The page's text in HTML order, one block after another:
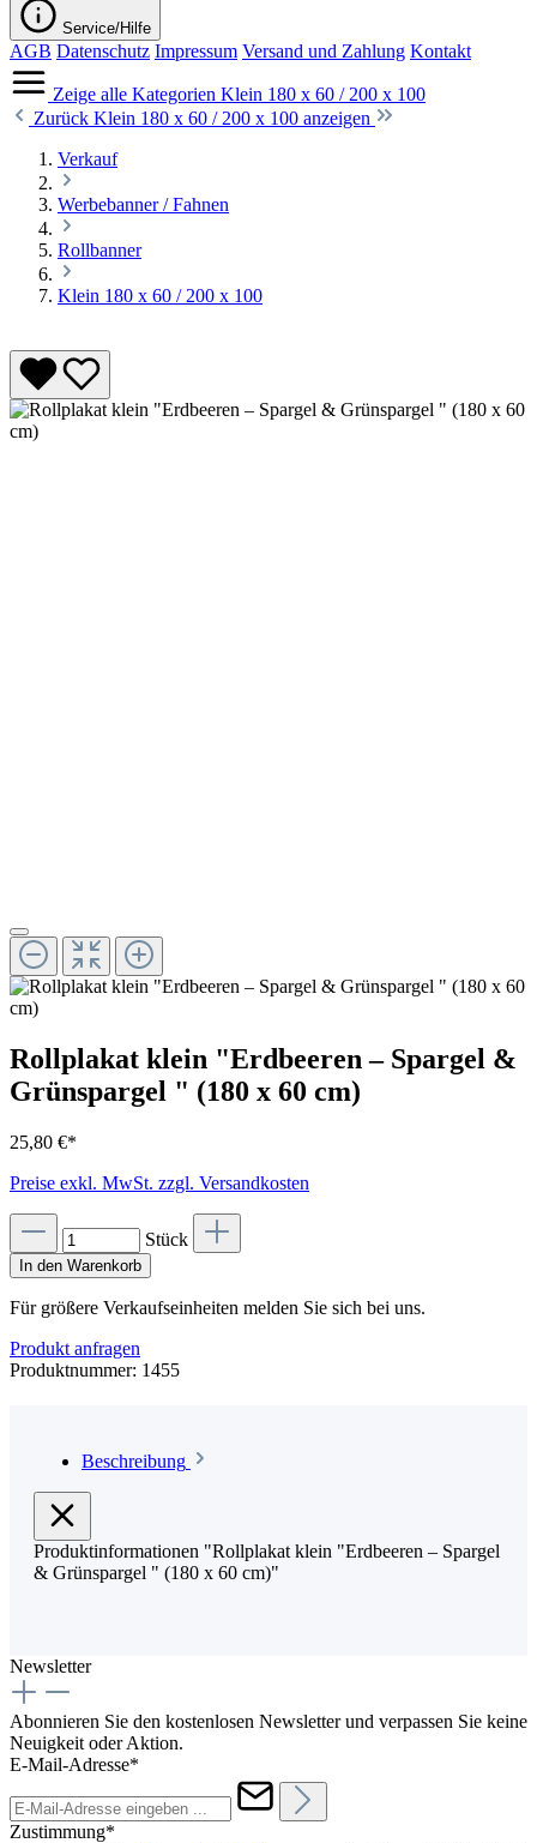
Service/Hilfe
AGB Datenschutz Impressum Versand und Zahlung Kontakt
Zeige alle Kategorien Klein 180 x 60 / 200 x 100
Zurück Klein 180 x 60 / 200 x 100 anzeigen
Verkauf
Werbebanner / Fahnen
Rollbanner
Klein 180 x 60 / 200 x 100
Rollplakat klein "Erdbeeren – Spargel &
Grünspargel " (180 x 60 cm)
25,80 €*
Preise exkl. MwSt. zzgl. Versandkosten
Stück
In den Warenkorb
Für größere Verkaufseinheiten melden Sie sich bei uns.
Produkt anfragen
Produktnummer: 1455
Beschreibung
Produktinformationen "Rollplakat klein "Erdbeeren – Spargel
& Grünspargel " (180 x 60 cm)"
Newsletter
Abonnieren Sie den kostenlosen Newsletter und verpassen Sie keine
Neuigkeit oder Aktion.
E-Mail-Adresse*
Zustimmung*